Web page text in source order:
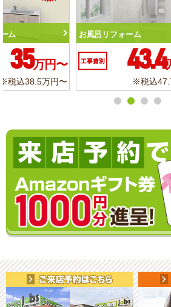
トイレリフォーム
工事費別 10.3万円〜
※税込11.3万円〜
洗面化
工事費別